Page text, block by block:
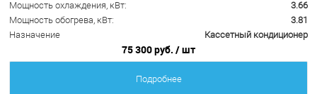
Мощность охлаждения, кВт:
3.66
Мощность обогрева, кВт:
3.81
Назначение
Кассетный кондиционер
75 300 руб. / шт
Подробнее